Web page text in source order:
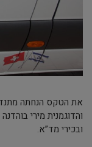
את הטקס הנחתה
והדוגמנית מירי
ובכירי מד”א.